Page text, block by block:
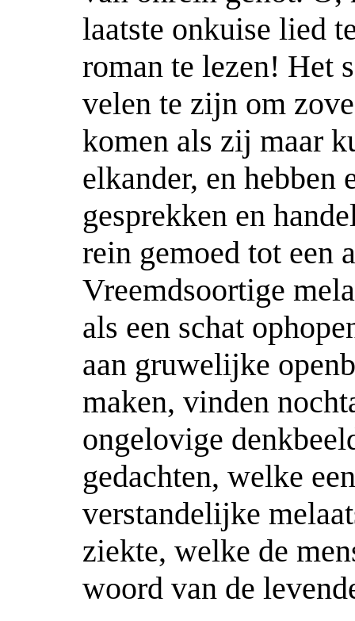
laatste onkuise lied
roman te lezen! Het
velen te zijn om
komen als zij maar
elkander, en
gesprekken en
rein gemoed tot een
Vreemdsoortige
als een schat
aan gruwelijke
maken, vinden
ongelovige
gedachten, welke
verstandelijke
ziekte, welke de
woord van de